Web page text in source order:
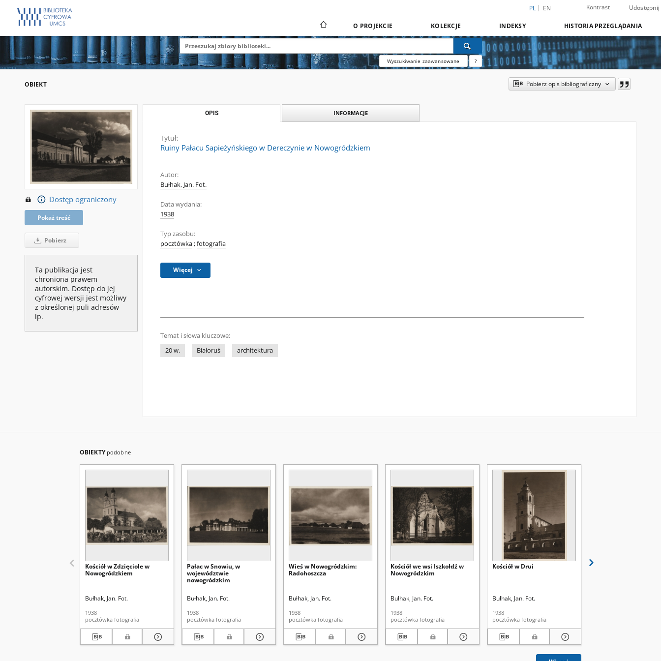
PL EN Kontrast Udostępnij
O PROJEKCIE KOLEKCJE INDEKSY HISTORIA PRZEGLĄDANIA
Wyszukiwanie zaawansowane ?
OBIEKT Pobierz opis bibliograficzny
Dostęp ograniczony
Pokaż treść
Pobierz
Ta publikacja jest
chroniona prawem
autorskim. Dostęp do jej
cyfrowej wersji jest możliwy
z określonej puli adresów
ip.
OPIS INFORMACJE
Tytuł:
Ruiny Pałacu Sapieżyńskiego w Dereczynie w Nowogródzkiem
Autor:
Bułhak, Jan. Fot.
Data wydania:
1938
Typ zasobu:
pocztówka;fotografia
Więcej
Temat i słowa kluczowe:
20 w.
Białoruś architektura
OBIEKTY podobne
Kościół w Zdzięciole w
Nowogródzkiem
Bułhak, Jan. Fot.
1938
pocztówka fotografia
Pałac w Snowiu, w
województwie
nowogródzkim
Bułhak, Jan. Fot.
1938
pocztówka fotografia
Wieś w Nowogródzkim:
Radohoszcza
Bułhak, Jan. Fot.
1938
pocztówka fotografia
Kościół we wsi Iszkołdź w
Nowogródzkim
Bułhak, Jan. Fot.
1938
pocztówka fotografia
Kościół w Drui
Bułhak, Jan. Fot.
1938
pocztówka fotografia